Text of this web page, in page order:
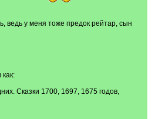
ведь у меня тоже предок рейтар, сын
Сказки 1700, 1697, 1675 годов,